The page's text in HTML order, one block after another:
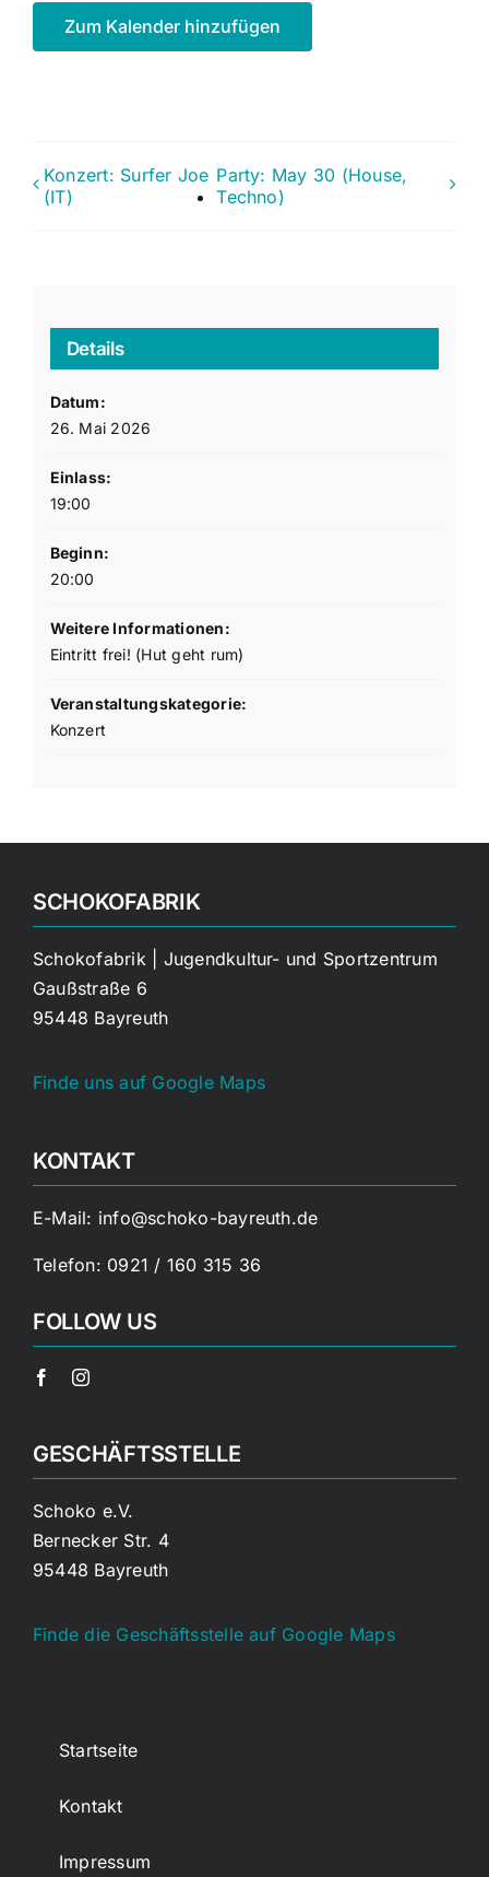
Zum Kalender hinzufügen
Konzert: Surfer Joe
(IT)
Party: May 30 (House,
Techno)
Details
Datum:
26. Mai 2026
Einlass:
19:00
Beginn:
20:00
Weitere Informationen:
Eintritt frei! (Hut geht rum)
Veranstaltungskategorie:
Konzert
SCHOKOFABRIK
Schokofabrik | Jugendkultur- und Sportzentrum
Gaußstraße 6
95448 Bayreuth
Finde uns auf Google Maps
KONTAKT
E-Mail: info@schoko-bayreuth.de
Telefon: 0921 / 160 315 36
FOLLOW US
GESCHÄFTSSTELLE
Schoko e.V.
Bernecker Str. 4
95448 Bayreuth
Finde die Geschäftsstelle auf Google Maps
Startseite
Kontakt
Impressum